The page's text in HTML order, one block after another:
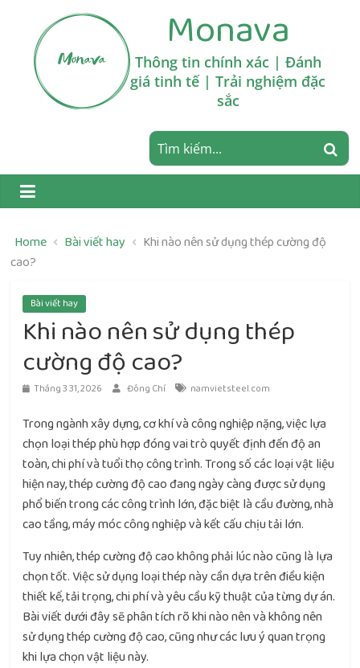
content
Monava
Thông tin chính xác | Đánh
giá tinh tế | Trải nghiệm đặc
sắc
Home Bài viết hay
Khi nào nên sử dụng thép cường độ
cao?
Bài viết hay
Khi nào nên sử dụng thép
cường độ cao?
Tháng 3 31, 2026 Đông Chí namvietsteel.com
Trong ngành xây dựng, cơ khí và công nghiệp nặng, việc lựa
chọn loại thép phù hợp đóng vai trò quyết định đến độ an
toàn, chi phí và tuổi thọ công trình. Trong số các loại vật liệu
hiện nay, thép cường độ cao đang ngày càng được sử dụng
phổ biến trong các công trình lớn, đặc biệt là cầu đường, nhà
cao tầng, máy móc công nghiệp và kết cấu chịu tải lớn.
Tuy nhiên, thép cường độ cao không phải lúc nào cũng là lựa
chọn tốt. Việc sử dụng loại thép này cần dựa trên điều kiện
thiết kế, tải trọng, chi phí và yêu cầu kỹ thuật của từng dự án.
Bài viết dưới đây sẽ phân tích rõ khi nào nên và không nên
sử dụng thép cường độ cao, cũng như các lưu ý quan trọng
khi lựa chọn vật liệu này.